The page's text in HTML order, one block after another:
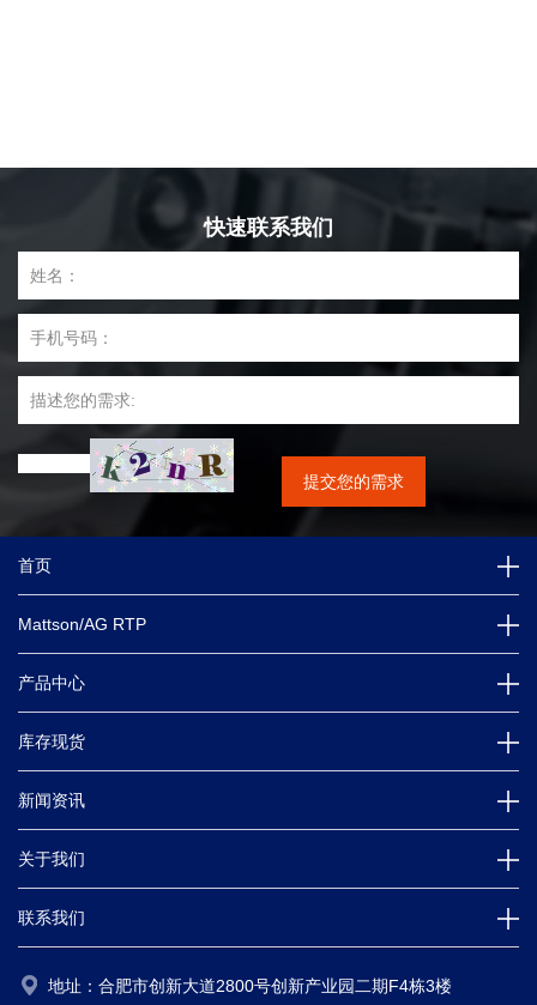
快速联系我们
首页
Mattson/AG RTP
产品中心
库存现货
新闻资讯
关于我们
联系我们
地址：合肥市创新大道2800号创新产业园二期F4栋3楼